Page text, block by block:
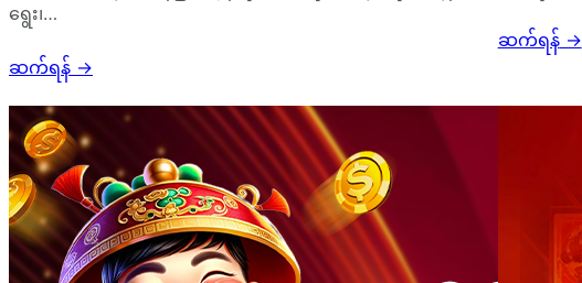
ရွေး၊…
ဆက်ရန် →
ဆက်ရန်→